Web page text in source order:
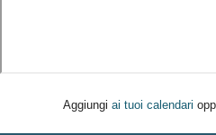
Aggiungi ai tuoi calendari